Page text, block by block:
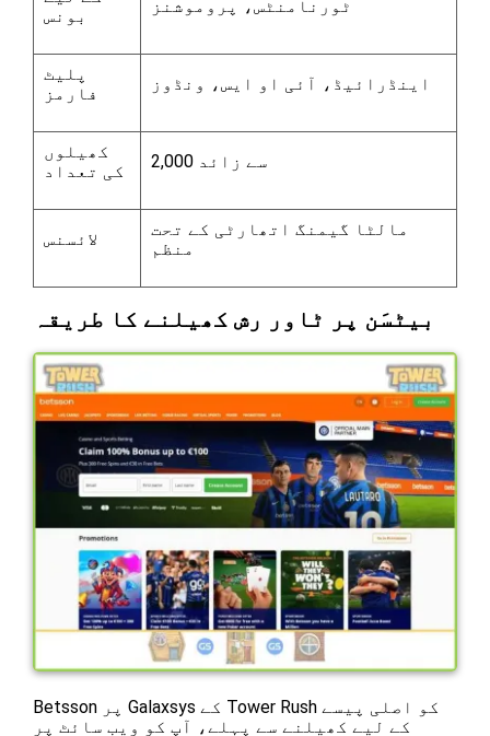
بونس
ٹورنامنٹس، پروموشنز
پلیٹ
فارمز
اینڈرائیڈ، آئی او ایس، ونڈوز
کھیلوں
کی تعداد
2,000 سے زائد
لائسنس
مالٹا گیمنگ اتھارٹی کے تحت
منظم
بیٹسَن پر ٹاور رش کھیلنے کا طریقہ
Betsson پر Galaxsys کے Tower Rush کو اصلی پیسے
کے لیے کھیلنے سے پہلے، آپ کو ویب سائٹ پر